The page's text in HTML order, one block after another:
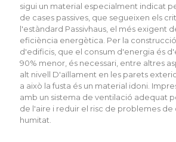
sigui un material especialment indicat
de cases passives, que segueixen els
l'estàndard Passivhaus , el més exigent
eficiència energètica. Per la
d'edificis, que el consum d'energia és
90% menor, és necessari, entre altres
alt nivell D'aïllament en les parets
a això la fusta és un material idoni.
amb un sistema de ventilació adequat
de l'aire i reduir el risc de problemes de
humitat.